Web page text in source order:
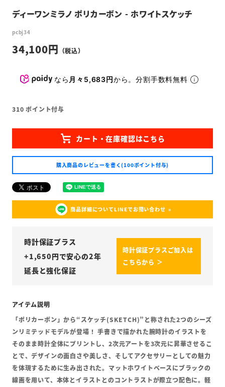
ディーワンミラノ ポリカーボン - ホワイトスケッチ
pcbj34
34,100
なら 月々5,683円から。分割手数料無料
310 ポイント付与
購入商品のレビューを書く(100ポイント付与)
商品詳細についてLINEでお問い合わせ
時計保証プラス
+1,650円で安心の2年
延長と強化保証
時計保証プラスご加入は
こちらから ＞
「ポリカーボン」から“スケッチ(SKETCH)”と称された2つのシーズ
ンリミテッドモデルが登場！ 手書きで描かれた腕時計のイラストを
そのまま時計全体にプリントし、2次元アートを3次元に昇華させるこ
とで、デザインの面白さや美しさ、そしてアクセサリーとしての魅力
を体現するために生み出された。マットホワイトベースにブラックの
線画を用いて、本体とイラストとのコントラストが際立つ配色に。軽